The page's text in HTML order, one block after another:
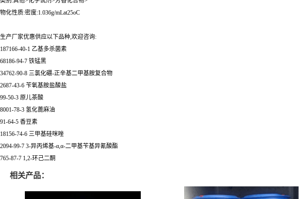
物化性质:密度:1.036g/mLat25oC
生产厂家优惠供应以下品种,欢迎咨询:
187166-40-1 乙基多杀菌素
68186-94-7 铁锰黑
34762-90-8 三氯化硼-正辛基二甲基胺复合物
2687-43-6 苄氧基胺盐酸盐
99-50-3 原儿茶酸
8001-78-3 氢化蓖麻油
91-64-5 香豆素
18156-74-6 三甲基硅咪唑
2094-99-7 3-异丙烯基-α,α-二甲基苄基异氰酸酯
765-87-7 1,2-环己二酮
相关产品：